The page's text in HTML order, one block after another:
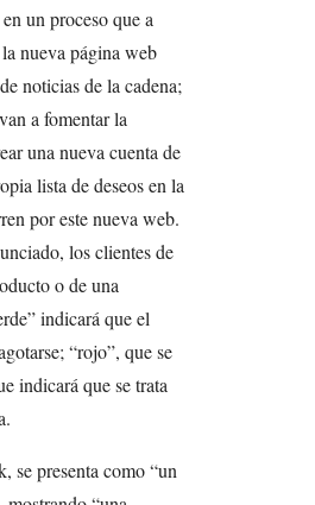
un proceso que a
nueva página web
noticias de la cadena;
a fomentar la
una nueva cuenta de
lista de deseos en la
por este nueva web.
los clientes de
o de una
indicará que el
“rojo”, que se
indicará que se trata
se presenta como “un